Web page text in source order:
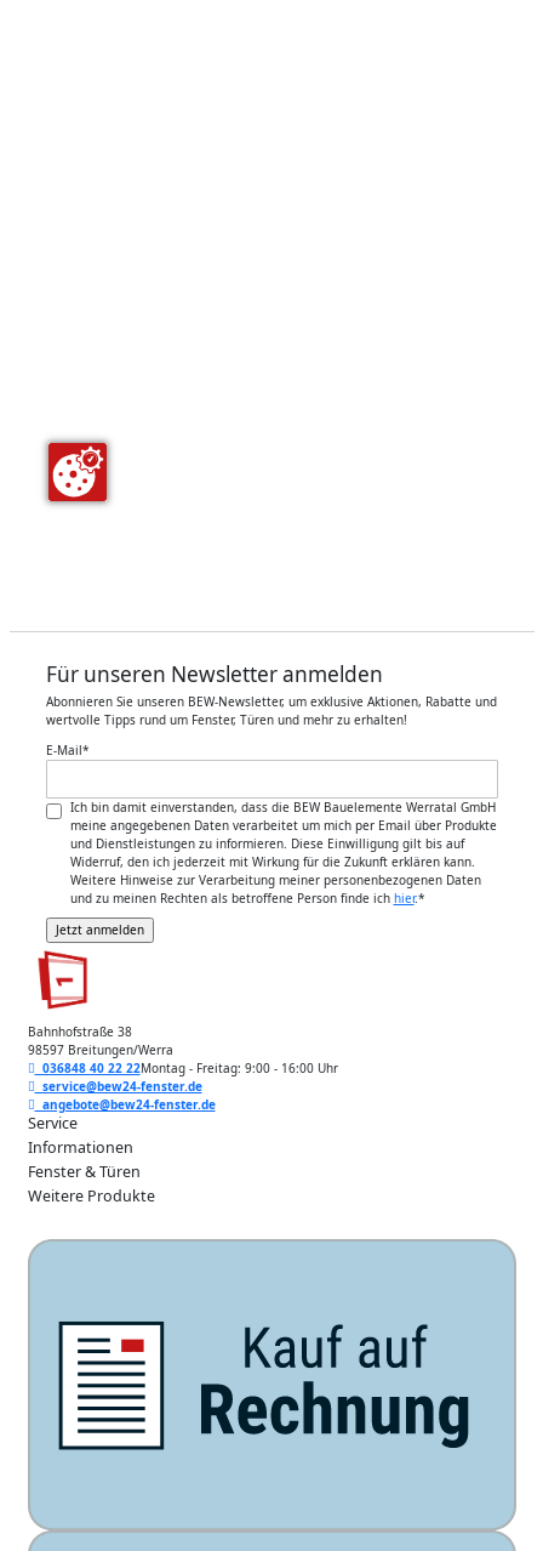
Für unseren Newsletter anmelden
Abonnieren Sie unseren BEW-Newsletter, um exklusive Aktionen, Rabatte und
wertvolle Tipps rund um Fenster, Türen und mehr zu erhalten!
E-Mail*
Ich bin damit einverstanden, dass die BEW Bauelemente Werratal GmbH
meine angegebenen Daten verarbeitet um mich per Email über Produkte
und Dienstleistungen zu informieren. Diese Einwilligung gilt bis auf
Widerruf, den ich jederzeit mit Wirkung für die Zukunft erklären kann.
Weitere Hinweise zur Verarbeitung meiner personenbezogenen Daten
und zu meinen Rechten als betroffene Person finde ich hier.*
Bahnhofstraße 38
98597 Breitungen/Werra
036848 40 22 22Montag - Freitag: 9:00 - 16:00 Uhr
service@bew24-fenster.de
angebote@bew24-fenster.de
Service
Informationen
Fenster & Türen
Weitere Produkte